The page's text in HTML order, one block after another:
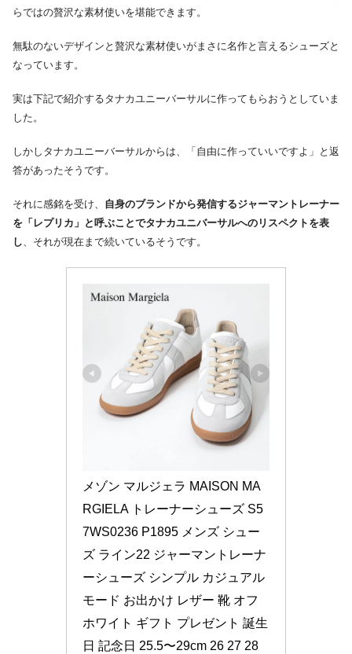
らではの贅沢な素材使いを堪能できます。
無駄のないデザインと贅沢な素材使いがまさに名作と言えるシューズと
なっています。
実は下記で紹介するタナカユニーバーサルに作ってもらおうとしていま
した。
しかしタナカユニーバーサルからは、「自由に作っていいですよ」と返
答があったそうです。
それに感銘を受け、 自身のブランドから発信するジャーマントレーナー
を「レプリカ」と呼ぶことでタナカユニバーサルへのリスペクトを表
し、それが現在まで続いているそうです。
メゾン マルジェラ MAISON MA
RGIELA トレーナーシューズ S5
7WS0236 P1895 メンズ シュー
ズ ライン22 ジャーマントレーナ
ーシューズ シンプル カジュアル
モード お出かけ レザー 靴 オフ
ホワイト ギフト プレゼント 誕生
日 記念日 25.5〜29cm 26 27 28